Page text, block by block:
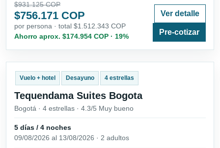
$931.125 COP
$756.171 COP
por persona · total $1.512.343 COP
Ahorro aprox. $174.954 COP · 19%
Ver detalle
Pre-cotizar
Vuelo + hotel Desayuno 4 estrellas
Tequendama Suites Bogota
Bogotá · 4 estrellas · 4.3/5 Muy bueno
5 días / 4 noches
09/08/2026 al 13/08/2026 · 2 adultos